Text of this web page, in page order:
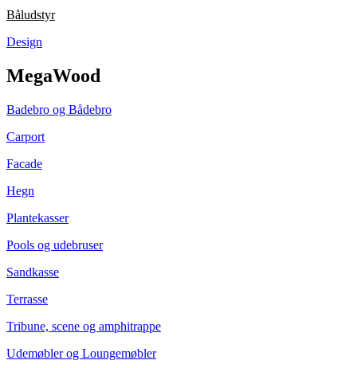
Båludstyr
Design
MegaWood
Badebro og Bådebro
Carport
Facade
Hegn
Plantekasser
Pools og udebruser
Sandkasse
Terrasse
Tribune, scene og amphitrappe
Udemøbler og Loungemøbler